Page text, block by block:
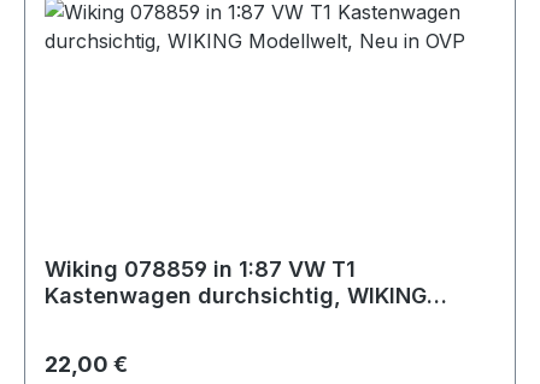
Wiking 078859 in 1:87 VW T1
Kastenwagen durchsichtig, WIKING
Regulärer Preis:
22,00 €